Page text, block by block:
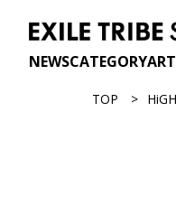
NEWSCATEGORY
TOP